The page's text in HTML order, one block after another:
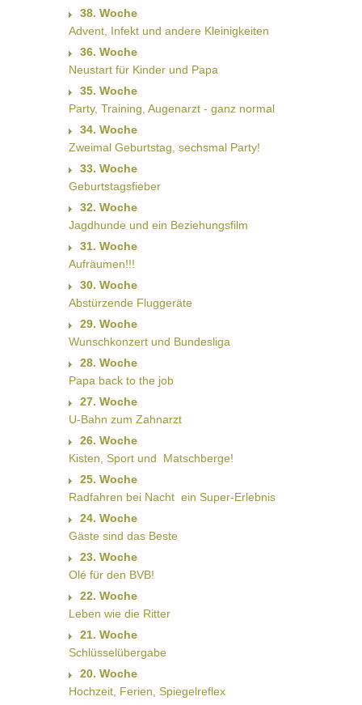
38. Woche
Advent, Infekt und andere Kleinigkeiten
36. Woche
Neustart für Kinder und Papa
35. Woche
Party, Training, Augenarzt - ganz normal
34. Woche
Zweimal Geburtstag, sechsmal Party!
33. Woche
Geburtstagsfieber
32. Woche
Jagdhunde und ein Beziehungsfilm
31. Woche
Aufräumen!!!
30. Woche
Abstürzende Fluggeräte
29. Woche
Wunschkonzert und Bundesliga
28. Woche
Papa back to the job
27. Woche
U-Bahn zum Zahnarzt
26. Woche
Kisten, Sport und  Matschberge!
25. Woche
Radfahren bei Nacht  ein Super-Erlebnis
24. Woche
Gäste sind das Beste
23. Woche
Olé für den BVB!
22. Woche
Leben wie die Ritter
21. Woche
Schlüsselübergabe
20. Woche
Hochzeit, Ferien, Spiegelreflex